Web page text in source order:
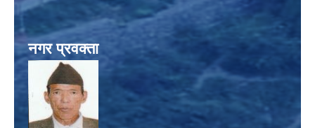
नगर प्रवक्ता